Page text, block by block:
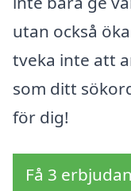
utan också
tveka inte att
som ditt
för dig!
Få 3